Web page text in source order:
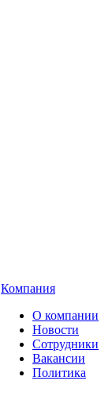
Компания
О компании
Новости
Сотрудники
Вакансии
Политика